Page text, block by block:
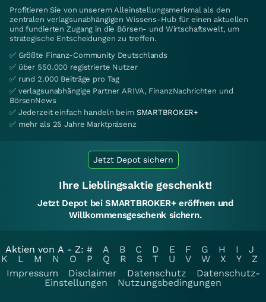
Profitieren Sie von unserem Alleinstellungsmerkmal als den
zentralen verlagsunabhängigen Wissens-Hub für einen aktuellen
und fundierten Zugang in die Börsen- und Wirtschaftswelt, um
strategische Entscheidungen zu treffen.
✅ Größte Finanz-Community Deutschlands
✅ über 550.000 registrierte Nutzer
✅ rund 2.000 Beiträge pro Tag
✅ verlagsunabhängige Partner ARIVA, FinanzNachrichten und
BörsenNews
✅ Jederzeit einfach handeln beim SMARTBROKER+
✅ mehr als 25 Jahre Marktpräsenz
Jetzt Depot sichern
Ihre Lieblingsaktie geschenkt!
Jetzt Depot bei SMARTBROKER+ eröffnen und
Willkommensgeschenk sichern.
Aktien von A - Z: # A B C D E F G H I
J
K
L M N O P Q R S T U V W X Y
Z
Impressum
Disclaimer Datenschutz
Datenschutz-
Einstellungen
Nutzungsbedingungen